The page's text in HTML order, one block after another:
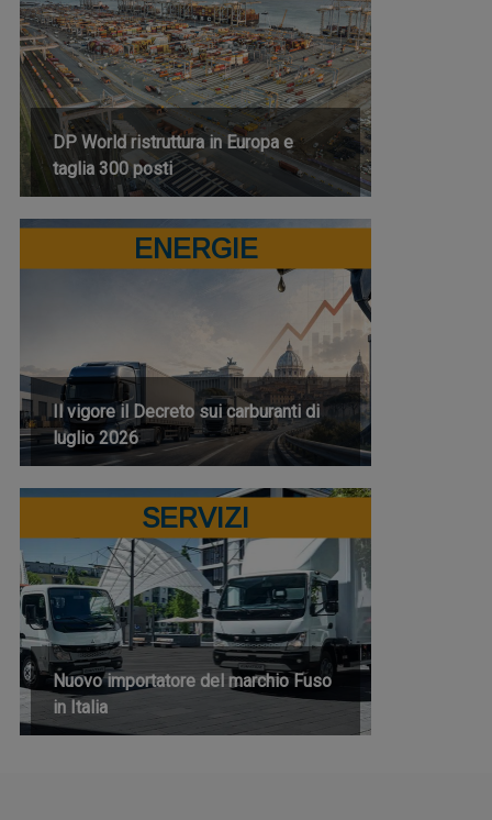
DP World ristruttura in Europa e
taglia 300 posti
ENERGIE
Il vigore il Decreto sui carburanti di
luglio 2026
SERVIZI
Nuovo importatore del marchio Fuso
in Italia